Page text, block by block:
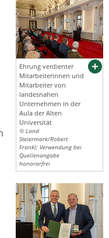
Ehrung verdienter
Mitarbeiterinnen und
Mitarbeiter von
landesnahen
Unternehmen in der
Aula der Alten
Universität
© Land
Steiermark/Robert
Frankl; Verwendung bei
Quellenangabe
honorarfrei